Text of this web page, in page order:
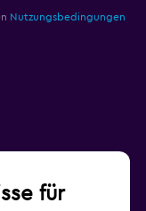
Nutzungsbedingungen
für